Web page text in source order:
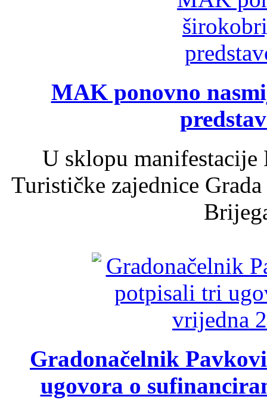
MAK ponovno
U sklopu
Turističke zajednice
Gradonačelnik
ugovora o